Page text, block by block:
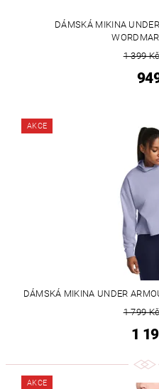
DÁMSKÁ MIKINA
1 399
AKCE
DÁMSKÁ MIKINA UNDER
1 799
1
AKCE